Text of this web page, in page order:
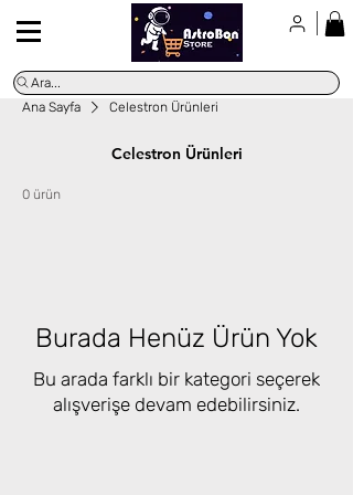
Ara...
Ana Sayfa
Celestron Ürünleri
Celestron Ürünleri
0 ürün
Burada Henüz Ürün Yok
Bu arada farklı bir kategori seçerek
alışverişe devam edebilirsiniz.